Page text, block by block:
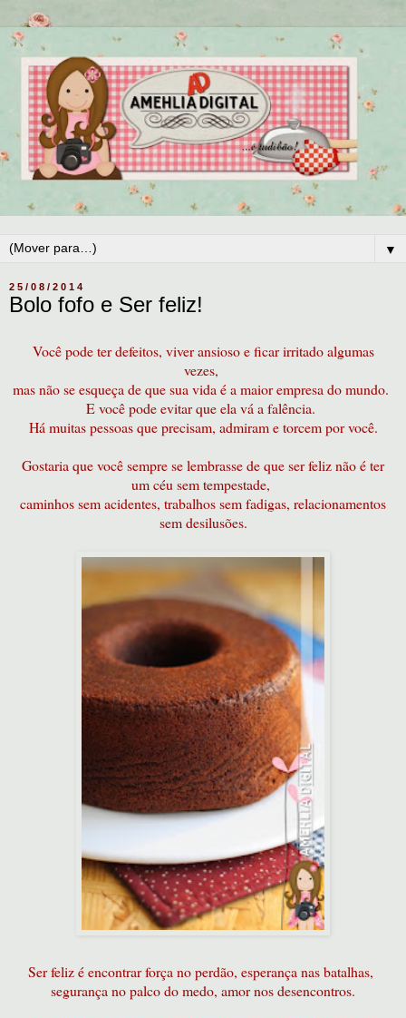
▼
25/08/2014
Bolo fofo e Ser feliz!
Você pode ter defeitos, viver ansioso e ficar irritado algumas
vezes,
mas não se esqueça de que sua vida é a maior empresa do mundo.
E você pode evitar que ela vá a falência.
Há muitas pessoas que precisam, admiram e torcem por você.
Gostaria que você sempre se lembrasse de que ser feliz não é ter
um céu sem tempestade,
caminhos sem acidentes, trabalhos sem fadigas, relacionamentos
sem desilusões.
Ser feliz é encontrar força no perdão, esperança nas batalhas,
segurança no palco do medo, amor nos desencontros.